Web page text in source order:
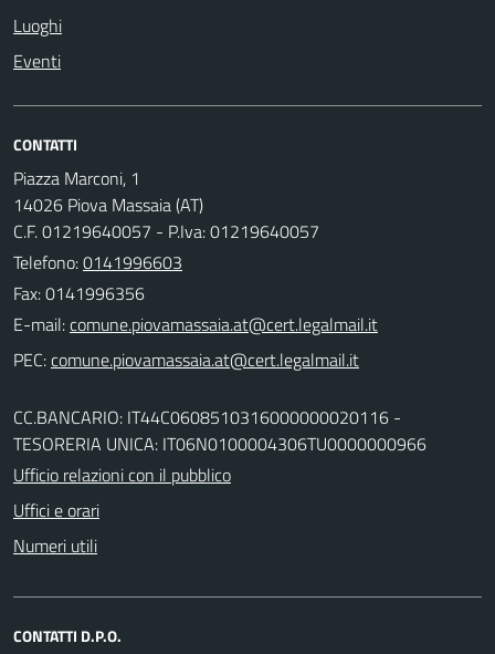
Luoghi
Eventi
CONTATTI
Piazza Marconi, 1
14026 Piova Massaia (AT)
C.F. 01219640057 - P.Iva: 01219640057
Telefono:0141996603
Fax: 0141996356
E-mail:
PEC:
CC.BANCARIO: IT44C0608510316000000020116 -
TESORERIA UNICA: IT06N0100004306TU0000000966
Ufficio relazioni con il pubblico
Uffici e orari
Numeri utili
CONTATTI D.P.O.